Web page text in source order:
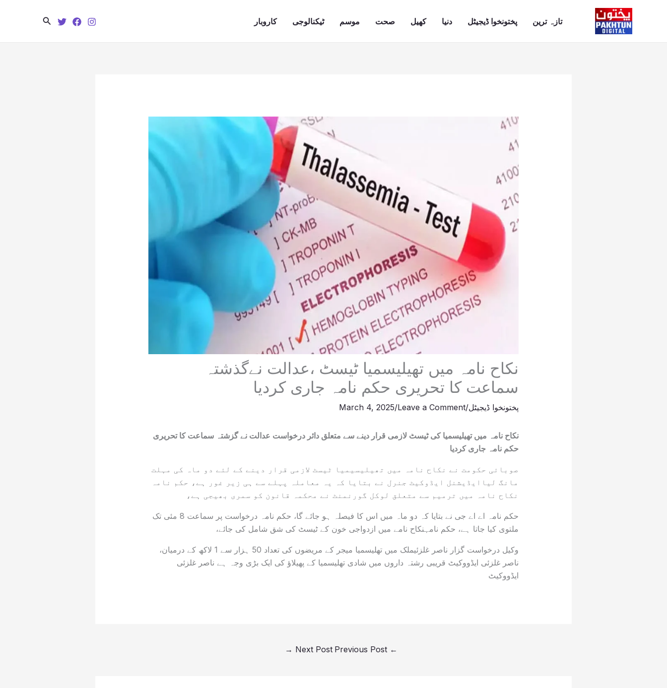
تازہ ترین پختونخوا ڈیجیٹل دنیا کھیل صحت موسم ٹیکنالوجی کاروبار Search
نکاح نامہ میں تھیلیسمیا ٹیسٹ ،عدالت نےگذشتہ
سماعت کا تحریری حکم نامہ جاری کردیا
پختونخوا ڈیجیٹل/
Leave a Comment
/
March 4, 2025
نکاح نامہ میں تھیلیسمیا کی ٹیسٹ لازمی قرار دینے سے متعلق دائر درخواست عدالت نے گزشتہ سماعت کا تحریری
حکم نامہ جاری کردیا
صوبائی حکومت نے نکاح نامہ میں تھیلیسیمیا ٹیسٹ لازمی قرار دینے کے لئے دو ماہ کی مہلت
مانگ لیاایڈیشنل ایڈوکیٹ جنرل نے بتایا کہ یہ معاملہ پہلے سے ہی زیر غور ہے، حکم نامہ
نکاح نامہ میں ترمیم سے متعلق لوکل گورنمنٹ نے محکمہ قانون کو سمری بھیجی ہے،
حکم نامہ اے اے جی نے بتایا کہ دو ماہ میں اس کا فیصلہ ہو جائے گا، حکم نامہ درخواست پر سماعت 8 مئی تک
ملتوی کیا جاتا ہے، حکم نامہنکاح نامے میں ازدواجی خون کے ٹیسٹ کی شق شامل کی جائے،
وکیل درخواست گزار ناصر غلزئیملک میں تھلیسمیا میجر کے مریضوں کی تعداد 50 ہزار سے 1 لاکھ کے درمیان،
ناصر غلزئی ایڈووکیٹ قریبی رشتہ داروں میں شادی تھلیسمیا کے پھیلاؤ کی ایک بڑی وجہ ہے ناصر غلزئی
ایڈووکیٹ
←
Next Post
→